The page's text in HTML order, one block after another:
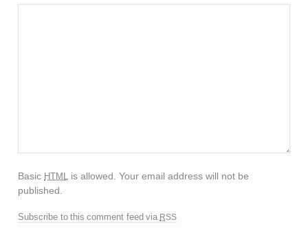
Basic html is allowed. Your email address will not be
published.
Subscribe to this comment feed via rss